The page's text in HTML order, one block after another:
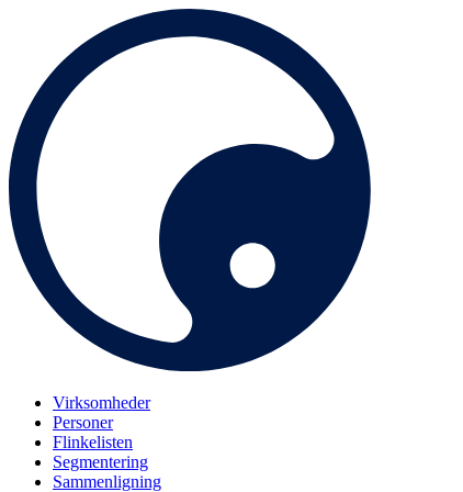
Virksomheder
Personer
Flinkelisten
Segmentering
Sammenligning